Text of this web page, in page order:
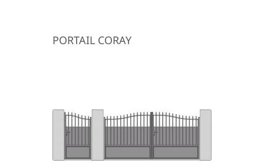
PORTAIL CORAY